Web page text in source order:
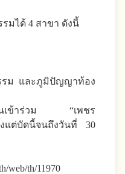
มได้ 4 สาขา ดังนี้
รม และภูมิปัญญาท้อง
านเข้าร่วม “เพชร
แต่บัดนี้จนถึงวันที่ 30
web/th/11970